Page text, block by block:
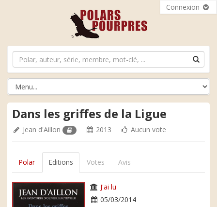
Connexion
Dans les griffes de la Ligue
Jean d'Aillon 2013 Aucun vote
Polar Editions Votes Avis
J'ai lu
05/03/2014